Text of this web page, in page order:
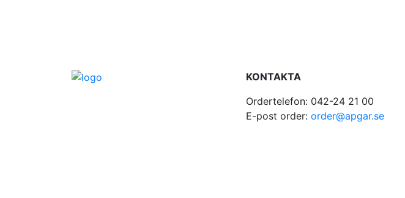
KONTAKTA
Ordertelefon: 042-24 21 00
E-post order: order@apgar.se